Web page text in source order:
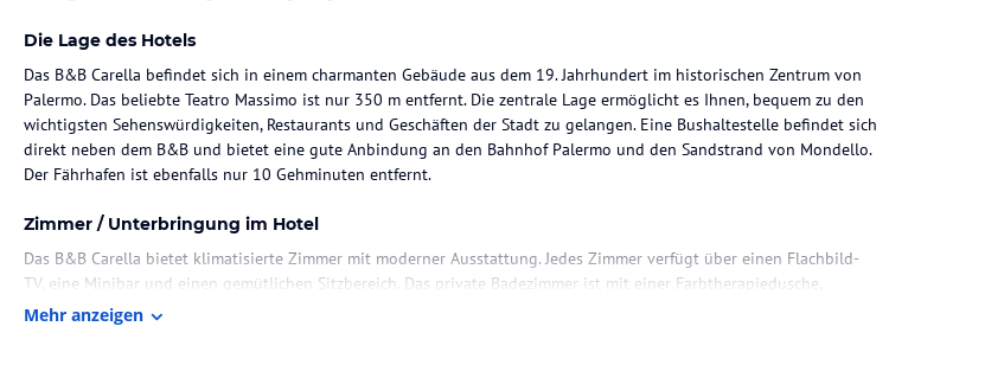
Die Lage des Hotels
Das B&B Carella befindet sich in einem charmanten Gebäude aus dem 19. Jahrhundert im historischen Zentrum von
Palermo. Das beliebte Teatro Massimo ist nur 350 m entfernt. Die zentrale Lage ermöglicht es Ihnen, bequem zu den
wichtigsten Sehenswürdigkeiten, Restaurants und Geschäften der Stadt zu gelangen. Eine Bushaltestelle befindet sich
direkt neben dem B&B und bietet eine gute Anbindung an den Bahnhof Palermo und den Sandstrand von Mondello.
Der Fährhafen ist ebenfalls nur 10 Gehminuten entfernt.
Zimmer / Unterbringung im Hotel
Das B&B Carella bietet klimatisierte Zimmer mit moderner Ausstattung. Jedes Zimmer verfügt über einen Flachbild-
TV, eine Minibar und einen gemütlichen Sitzbereich. Das private Badezimmer ist mit einer Farbtherapiedusche,
kostenfreien Pflegeprodukten und einem Haartrockner ausgestattet. Für zusätzlichen Komfort werden auch weiche
Mehr anzeigen